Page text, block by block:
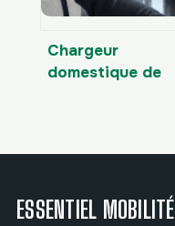
Chargeur
domestique de
endommager
ESSENTIEL MOBILITÉ